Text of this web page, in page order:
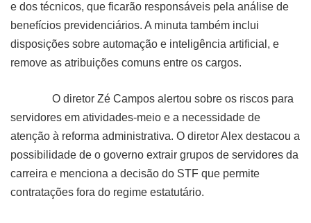
e dos técnicos, que ficarão responsáveis pela análise de
benefícios previdenciários. A minuta também inclui
disposições sobre automação e inteligência artificial, e
remove as atribuições comuns entre os cargos.
O diretor Zé Campos alertou sobre os riscos para
servidores em atividades-meio e a necessidade de
atenção à reforma administrativa. O diretor Alex destacou a
possibilidade de o governo extrair grupos de servidores da
carreira e menciona a decisão do STF que permite
contratações fora do regime estatutário.